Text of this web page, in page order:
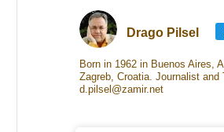
Drago Pilsel
Born in 1962 in Buenos Aires,
Zagreb, Croatia. Journalist and
d.pilsel@zamir.net